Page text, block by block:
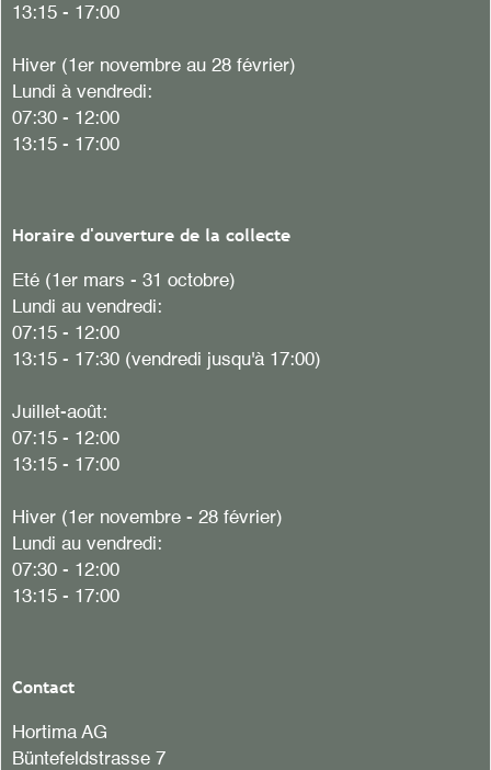
13:15 - 17:00
Hiver (1er novembre au 28 février)
Lundi à vendredi:
07:30 - 12:00
13:15 - 17:00
Horaire d'ouverture de la collecte
Eté (1er mars - 31 octobre)
Lundi au vendredi:
07:15 - 12:00
13:15 - 17:30 (vendredi jusqu'à 17:00)
Juillet-août:
07:15 - 12:00
13:15 - 17:00
Hiver (1er novembre - 28 février)
Lundi au vendredi:
07:30 - 12:00
13:15 - 17:00
Contact
Hortima AG
Büntefeldstrasse 7